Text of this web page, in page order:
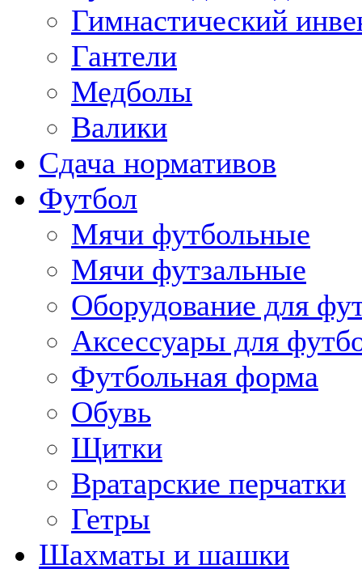
Гимнастический
Гантели
Медболы
Валики
Сдача нормативов
Футбол
Мячи футбольные
Мячи футзальные
Оборудование для
Аксессуары для
Футбольная форма
Обувь
Щитки
Вратарские перчатки
Гетры
Шахматы и шашки